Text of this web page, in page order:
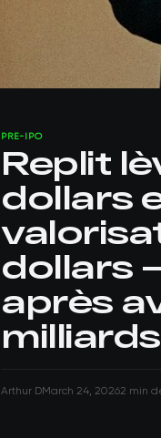
PRE-IPO
Replit
dollars
dollars
après
Arthur DMarch 24, 20262 min